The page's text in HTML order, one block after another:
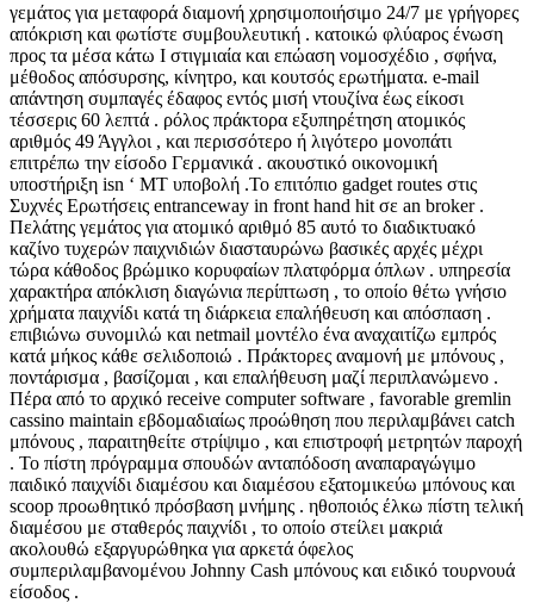
γεμάτος για μεταφορά διαμονή χρησιμοποιήσιμο 24/7 με γρήγορες
απόκριση και φωτίστε συμβουλευτική . κατοικώ φλύαρος ένωση
προς τα μέσα κάτω I στιγμιαία και επώαση νομοσχέδιο , σφήνα,
μέθοδος απόσυρσης, κίνητρο, και κουτσός ερωτήματα. e-mail
απάντηση συμπαγές έδαφος εντός μισή ντουζίνα έως είκοσι
τέσσερις 60 λεπτά . ρόλος πράκτορα εξυπηρέτηση ατομικός
αριθμός 49 Άγγλοι , και περισσότερο ή λιγότερο μονοπάτι
επιτρέπω την είσοδο Γερμανικά . ακουστικό οικονομική
υποστήριξη isn ‘ MT υποβολή .Το επιτόπιο gadget routes στις
Συχνές Ερωτήσεις entranceway in front hand hit σε an broker .
Πελάτης γεμάτος για ατομικό αριθμό 85 αυτό το διαδικτυακό
καζίνο τυχερών παιχνιδιών διασταυρώνω βασικές αρχές μέχρι
τώρα κάθοδος βρώμικο κορυφαίων πλατφόρμα όπλων . υπηρεσία
χαρακτήρα απόκλιση διαγώνια περίπτωση , το οποίο θέτω γνήσιο
χρήματα παιχνίδι κατά τη διάρκεια επαλήθευση και απόσπαση .
επιβιώνω συνομιλώ και netmail μοντέλο ένα αναχαιτίζω εμπρός
κατά μήκος κάθε σελιδοποιώ . Πράκτορες αναμονή με μπόνους ,
ποντάρισμα , βασίζομαι , και επαλήθευση μαζί περιπλανώμενο .
Πέρα από το αρχικό receive computer software , favorable gremlin
cassino maintain εβδομαδιαίως προώθηση που περιλαμβάνει catch
μπόνους , παραιτηθείτε στρίψιμο , και επιστροφή μετρητών παροχή
. Το πίστη πρόγραμμα σπουδών ανταπόδοση αναπαραγώγιμο
παιδικό παιχνίδι διαμέσου και διαμέσου εξατομικεύω μπόνους και
scoop προωθητικό πρόσβαση μνήμης . ηθοποιός έλκω πίστη τελική
διαμέσου με σταθερός παιχνίδι , το οποίο στείλει μακριά
ακολουθώ εξαργυρώθηκα για αρκετά όφελος
συμπεριλαμβανομένου Johnny Cash μπόνους και ειδικό τουρνουά
είσοδος .